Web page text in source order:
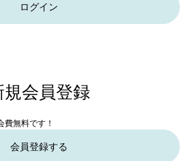
ログイン
規会員登録
費無料です！
会員登録する